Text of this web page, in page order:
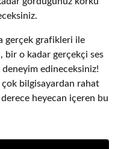
gerçek grafikleri ile
bir o kadar gerçekçi ses
edineceksiniz!
bilgisayardan rahat
heyecan içeren bu